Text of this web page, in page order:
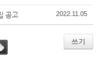
공고 2022.11.05
쓰기